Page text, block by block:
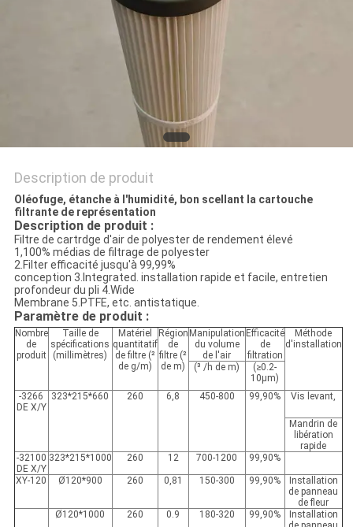
Description de produit
Oléofuge, étanche à l'humidité, bon scellant la cartouche
filtrante de représentation
Description de produit :
Filtre de cartrdge d'air de polyester de rendement élevé
1,100% médias de filtrage de polyester
2.Filter efficacité jusqu'à 99,99%
conception 3.Integrated. installation rapide et facile, entretien
profondeur du pli 4.Wide
Membrane 5.PTFE, etc. antistatique.
Paramètre de produit :
Nombre
de
produit
Taille de
spécifications
(millimètres)
Matériel
quantitatif
de filtre (²
de g/m)
Région
de
filtre (²
de m)
Manipulation
du volume
de l'air
Efficacité
de
filtration
Méthode
d'installation
(³/h de m)
(≥0.2-
10μm)
-3266
DE X/Y
323*215*660 260 6,8 450-800 99,90% Vis levant,
Mandrin de
libération
rapide
-32100
DE X/Y
323*215*1000 260 12 700-1200 99,90%
XY-120 Ø120*900 260 0,81 1 50-300 99,90%
Installation
de panneau
de fleur
Ø120*1000 260 0.9 1 80-320 99,90%
Installation